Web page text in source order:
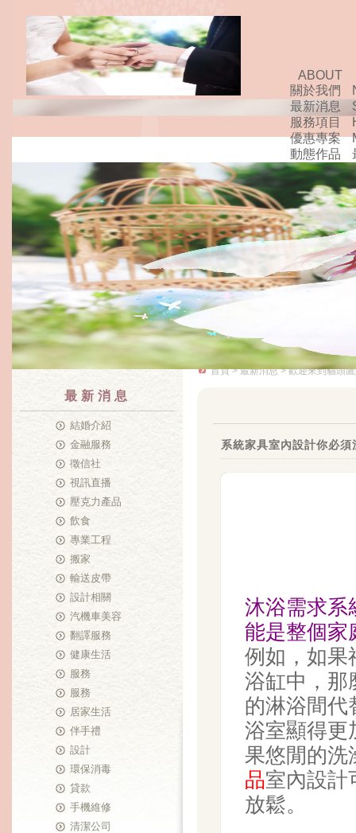
ABOUT
關於我們
最新消息
服務項目
優惠專案
動態作品
最新消息
結婚介紹
金融服務
徵信社
視訊直播
壓克力產品
飲食
專業工程
搬家
輸送皮帶
設計相關
汽機車美容
翻譯服務
健康生活
服務
服務
居家生活
伴手禮
設計
環保消毒
貸款
手機維修
清潔公司
首頁>最新消息> 歡迎來到貓頭
系統家具室內設計你必
沐浴需求系
能是整個家
例如，如果
浴缸中，那
的淋浴間代
浴室顯得更
果悠閒的洗
品室內設計
放鬆。